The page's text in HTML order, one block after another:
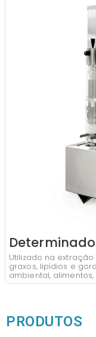
Utilizado na
graxos, lipídios e
ambiental,
PRODUTOS